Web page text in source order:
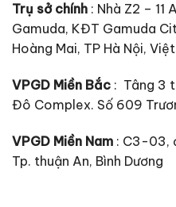
Trụ sở chính : Nhà Z2 – 11
Gamuda, KĐT Gamuda
Hoàng Mai, TP Hà Nội,
VPGD Miền Bắc : Tâng 3
Đô Complex. Số 609
VPGD Miền Nam : C3-03,
Tp. thuận An, Bình Dương